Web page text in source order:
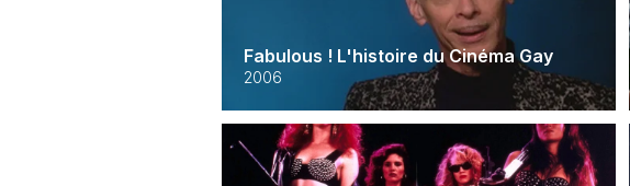
Fabulous ! L'histoire du Cinéma Gay
2006